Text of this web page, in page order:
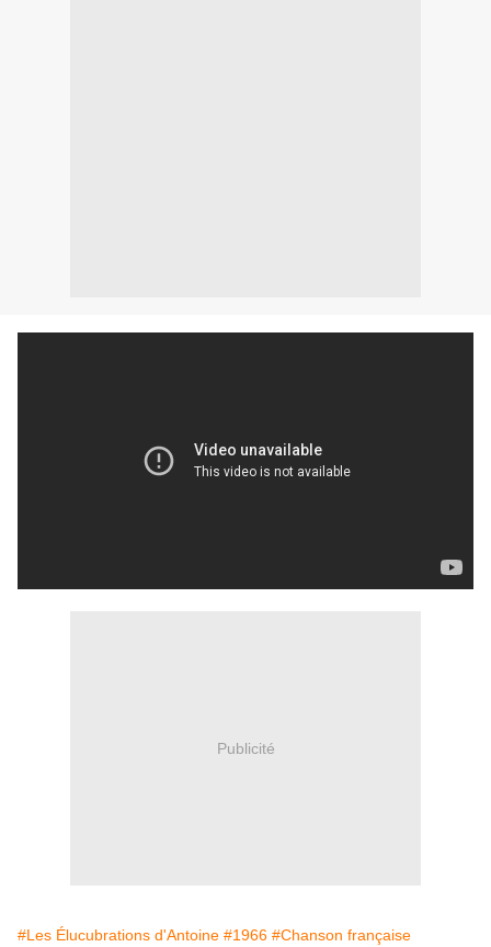
Publicité
#Les Élucubrations d'Antoine #1966 #Chanson française